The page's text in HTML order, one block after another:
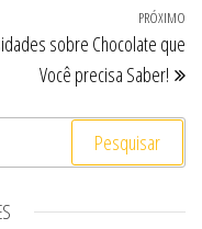
PRÓXIMO
sobre Chocolate que
Você precisa Saber!